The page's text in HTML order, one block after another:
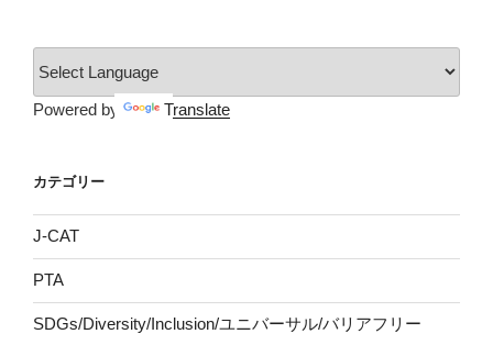
Powered by Translate
カテゴリー
J-CAT
PTA
SDGs/Diversity/Inclusion/ユニバーサル/バリアフリー